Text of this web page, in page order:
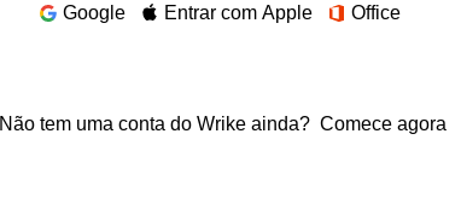
Google
Entrar com Apple Office
Não tem uma conta do Wrike ainda? Comece agora